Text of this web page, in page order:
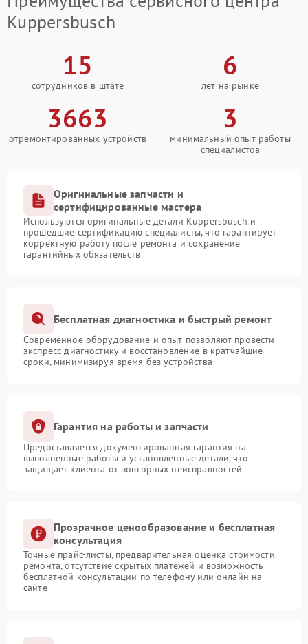
Kuppersbusch
15
сотрудников в штате
6
лет на рынке
3663
отремонтированных устройств
3
минимальный опыт работы
специалистов
Оригинальные запчасти и
сертифицированные мастера
Используются оригинальные детали Kuppersbusch и
прошедшие сертификацию специалисты, что гарантирует
корректную работу после ремонта и сохранение
гарантийных обязательств
Бесплатная диагностика и быстрый ремонт
Современное оборудование и опыт позволяют провести
экспресс-диагностику и восстановление в кратчайшие
сроки, минимизируя время без устройства
Гарантия на работы и запчасти
Предоставляется документированная гарантия на
выполненные работы и установленные детали, что
защищает клиента от повторных неисправностей
Прозрачное ценообразование и бесплатная
консультация
Точные прайс-листы, предварительная оценка стоимости
ремонта, отсутствие скрытых платежей и возможность
бесплатной консультации по телефону или онлайн на
сайте